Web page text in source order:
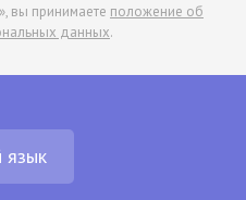
вы принимаете положение об
данных.
язык